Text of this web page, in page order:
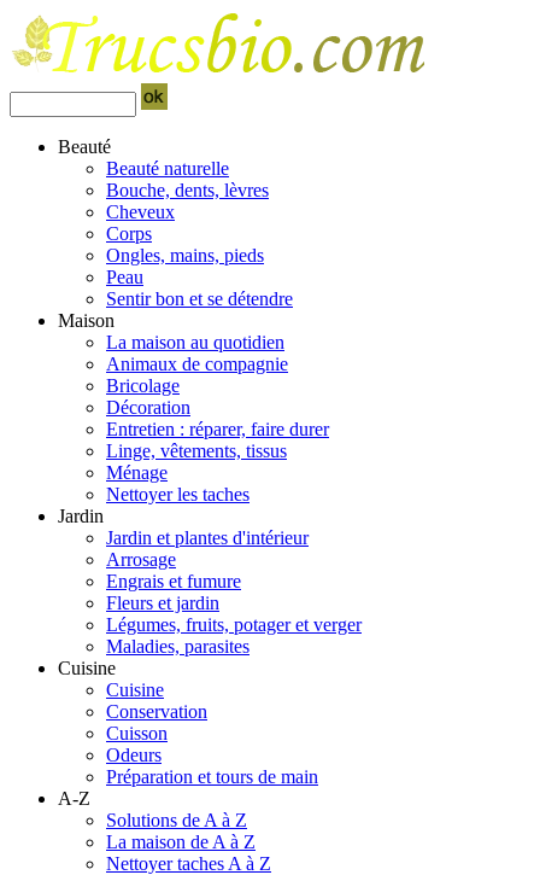
Beauté
Beauté naturelle
Bouche, dents, lèvres
Cheveux
Corps
Ongles, mains, pieds
Peau
Sentir bon et se détendre
Maison
La maison au quotidien
Animaux de compagnie
Bricolage
Décoration
Entretien : réparer, faire durer
Linge, vêtements, tissus
Ménage
Nettoyer les taches
Jardin
Jardin et plantes d'intérieur
Arrosage
Engrais et fumure
Fleurs et jardin
Légumes, fruits, potager et verger
Maladies, parasites
Cuisine
Cuisine
Conservation
Cuisson
Odeurs
Préparation et tours de main
A-Z
Solutions de A à Z
La maison de A à Z
Nettoyer taches A à Z